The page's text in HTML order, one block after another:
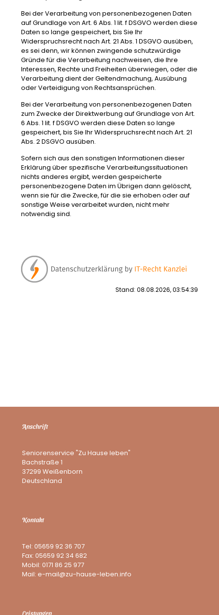
Bei der Verarbeitung von personenbezogenen Daten
auf Grundlage von Art. 6 Abs. 1 lit. f DSGVO werden diese
Daten so lange gespeichert, bis Sie Ihr
Widerspruchsrecht nach Art. 21 Abs. 1 DSGVO ausüben,
es sei denn, wir können zwingende schutzwürdige
Gründe für die Verarbeitung nachweisen, die Ihre
Interessen, Rechte und Freiheiten überwiegen, oder die
Verarbeitung dient der Geltendmachung, Ausübung
oder Verteidigung von Rechtsansprüchen.
Bei der Verarbeitung von personenbezogenen Daten
zum Zwecke der Direktwerbung auf Grundlage von Art.
6 Abs. 1 lit. f DSGVO werden diese Daten so lange
gespeichert, bis Sie Ihr Widerspruchsrecht nach Art. 21
Abs. 2 DSGVO ausüben.
Sofern sich aus den sonstigen Informationen dieser
Erklärung über spezifische Verarbeitungssituationen
nichts anderes ergibt, werden gespeicherte
personenbezogene Daten im Übrigen dann gelöscht,
wenn sie für die Zwecke, für die sie erhoben oder auf
sonstige Weise verarbeitet wurden, nicht mehr
notwendig sind.
Stand: 08.08.2026, 03:54:39
Anschrift
Seniorenservice "Zu Hause leben"
Bachstraße 1
37299 Weißenborn
Deutschland
Kontakt
Tel: 05659 92 36 707
Fax: 05659 92 34 682
Mobil: 0171 86 25 977
Mail: e-mail@zu-hause-leben.info
Leistungen